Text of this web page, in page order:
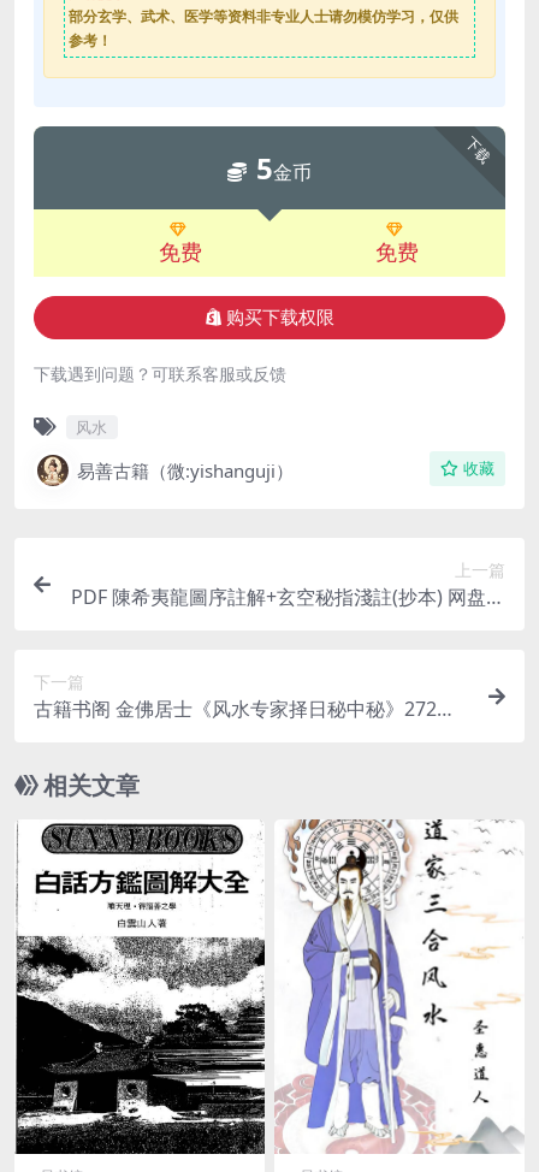
部分玄学、武术、医学等资料非专业人士请勿模仿学习，仅供
参考！
下载
5金币
免费 免费
购买下载权限
下载遇到问题？可联系客服或反馈
风水
易善古籍（微:yishanguji） 收藏
上一篇
PDF 陳希夷龍圖序註解+玄空秘指淺註(抄本) 网盘下
下一篇
古籍书阁 金佛居士《风水专家择日秘中秘》272页.
相关文章